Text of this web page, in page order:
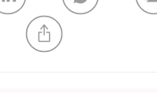
NEUE LISTE ERSTELLEN